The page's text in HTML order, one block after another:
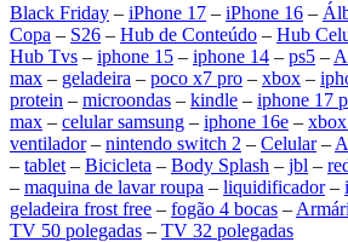
Black Friday – iPhone 17 – iPhone 16 –
Copa – S26 – Hub de Conteúdo – Hub
Hub Tvs – iphone 15 – iphone 14 – ps5 –
max – geladeira – poco x7 pro – xbox –
protein – microondas – kindle – iphone 17
max – celular samsung – iphone 16e – xbox
ventilador– nintendo switch 2 – Celular–
– tablet – Bicicleta – Body Splash – jbl –
– maquina de lavar roupa – liquidificador–
geladeira frost free – fogão 4 bocas –
TV 50 polegadas – TV 32 polegadas